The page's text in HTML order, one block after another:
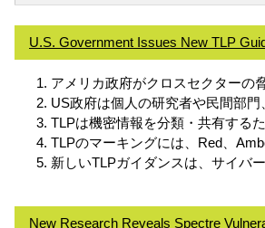
U.S. Government Issues New TLP
アメリカ政府がクロスセクターの
US政府は個人の研究者や民間部
TLPは機密情報を分類・共有する
TLPのマーキングには、Red、
新しいTLPガイダンスは、サイバ
New Research Reveals Spectre